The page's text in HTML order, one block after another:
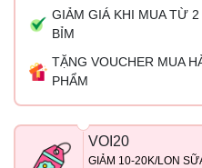
GIẢM GIÁ KHI MUA TỪ
BỈM
TẶNG VOUCHER MUA
PHẨM
VOI20
GIẢM 10-20K/LON